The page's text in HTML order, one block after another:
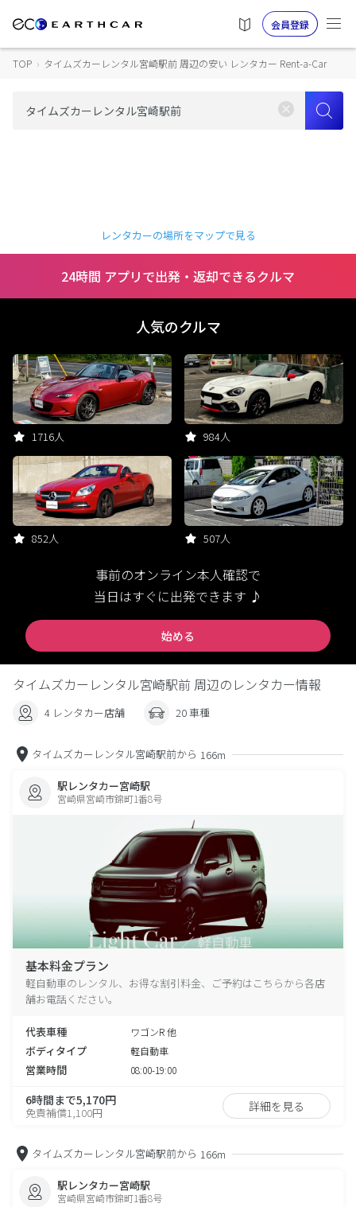
会員登録
TOP › タイムズカーレンタル宮崎駅前 周辺の安い レンタカー Rent-a-Car
レンタカーの場所をマップで見る
24時間 アプリで出発・返却できるクルマ
人気のクルマ
1716人 984人
852人 507人
事前のオンライン本人確認で
当日はすぐに出発できます ♪
始める
タイムズカーレンタル宮崎駅前 周辺のレンタカー情報
4 レンタカー店舗 20 車種
タイムズカーレンタル宮崎駅前から 166m
駅レンタカー宮崎駅
宮崎県宮崎市錦町1番8号
基本料金プラン
軽自動車のレンタル、お得な割引料金、ご予約はこちらから各店
舗お電話ください。
代表車種 ワゴンR 他
ボディタイプ 軽自動車
営業時間 08:00-19:00
6時間まで5,170円
免責補償1,100円 詳細を見る
タイムズカーレンタル宮崎駅前から 166m
駅レンタカー宮崎駅
宮崎県宮崎市錦町1番8号